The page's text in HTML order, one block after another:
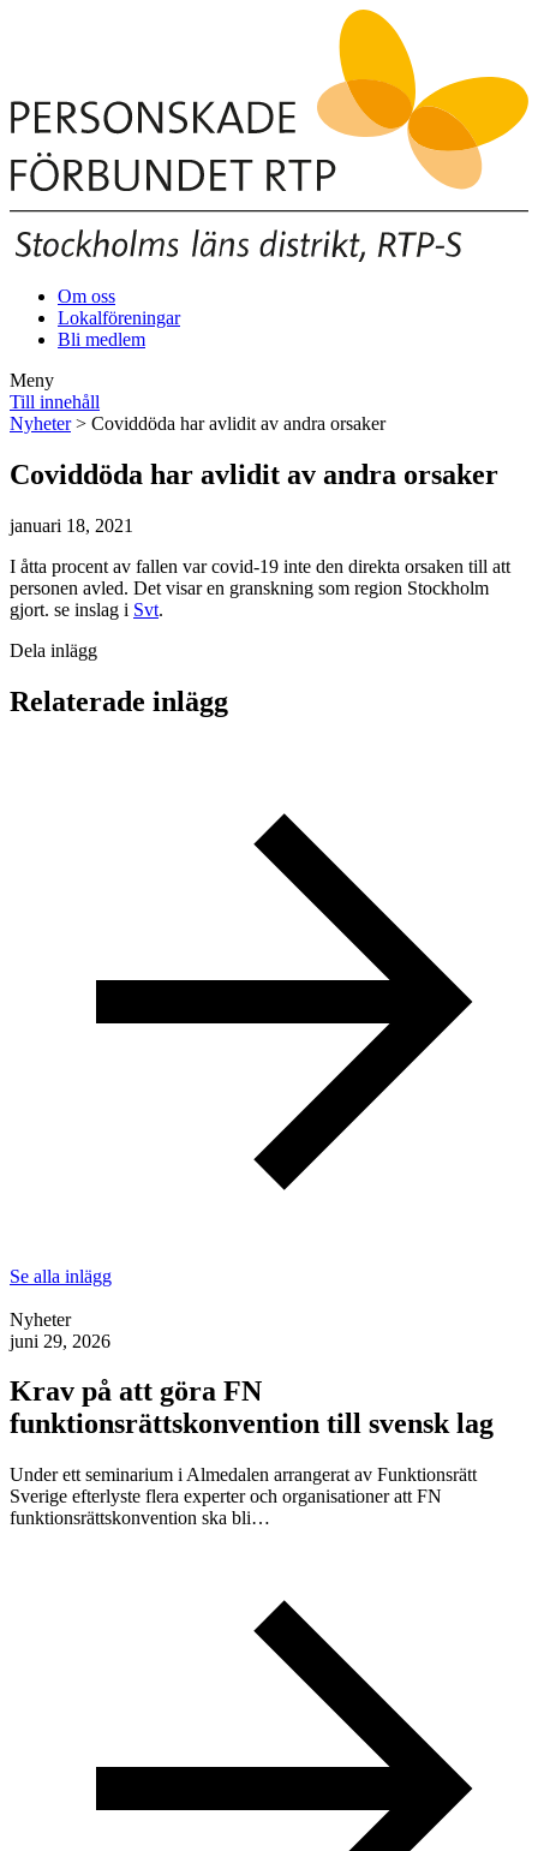
Om oss
Lokalföreningar
Bli medlem
Meny
Till innehåll
Nyheter> Coviddöda har avlidit av andra orsaker
Coviddöda har avlidit av andra orsaker
januari 18, 2021
I åtta procent av fallen var covid-19 inte den direkta orsaken till att
personen avled. Det visar en granskning som region Stockholm
gjort. se inslag i Svt.
Dela inlägg
Relaterade inlägg
Se alla inlägg
Nyheter
juni 29, 2026
Krav på att göra FN
funktionsrättskonvention till svensk lag
Under ett seminarium i Almedalen arrangerat av Funktionsrätt
Sverige efterlyste flera experter och organisationer att FN
funktionsrättskonvention ska bli…